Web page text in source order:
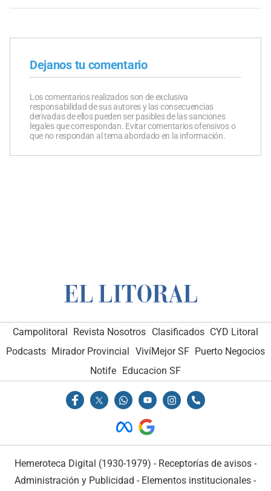
Dejanos tu comentario
Los comentarios realizados son de exclusiva
responsabilidad de sus autores y las consecuencias
derivadas de ellos pueden ser pasibles de las sanciones
legales que correspondan. Evitar comentarios ofensivos o
que no respondan al tema abordado en la información.
Campolitoral Revista Nosotros Clasificados CYD Litoral
Podcasts Mirador Provincial VivíMejor SF Puerto Negocios
Notife Educacion SF
Hemeroteca Digital (1930-1979) - Receptorías de avisos -
Administración y Publicidad - Elementos institucionales -